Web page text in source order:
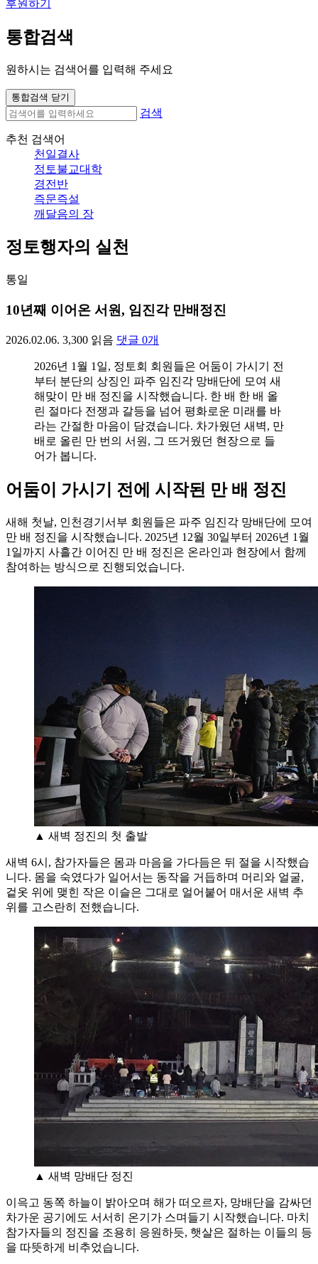
후원하기
통합검색
원하시는 검색어를 입력해 주세요
통합검색 닫기
검색
추천 검색어
천일결사
정토불교대학
경전반
즉문즉설
깨달음의 장
정토행자의 실천
통일
10년째 이어온 서원, 임진각 만배정진
2026.02.06. 3,300 읽음 댓글 0개
2026년 1월 1일, 정토회 회원들은 어둠이 가시기 전
부터 분단의 상징인 파주 임진각 망배단에 모여 새
해맞이 만 배 정진을 시작했습니다. 한 배 한 배 올
린 절마다 전쟁과 갈등을 넘어 평화로운 미래를 바
라는 간절한 마음이 담겼습니다. 차가웠던 새벽, 만
배로 올린 만 번의 서원, 그 뜨거웠던 현장으로 들
어가 봅니다.
어둠이 가시기 전에 시작된 만 배 정진
새해 첫날, 인천경기서부 회원들은 파주 임진각 망배단에 모여
만 배 정진을 시작했습니다. 2025년 12월 30일부터 2026년 1월
1일까지 사흘간 이어진 만 배 정진은 온라인과 현장에서 함께
참여하는 방식으로 진행되었습니다.
▲ 새벽 정진의 첫 출발
새벽 6시, 참가자들은 몸과 마음을 가다듬은 뒤 절을 시작했습
니다. 몸을 숙였다가 일어서는 동작을 거듭하며 머리와 얼굴,
겉옷 위에 맺힌 작은 이슬은 그대로 얼어붙어 매서운 새벽 추
위를 고스란히 전했습니다.
▲ 새벽 망배단 정진
이윽고 동쪽 하늘이 밝아오며 해가 떠오르자, 망배단을 감싸던
차가운 공기에도 서서히 온기가 스며들기 시작했습니다. 마치
참가자들의 정진을 조용히 응원하듯, 햇살은 절하는 이들의 등
을 따뜻하게 비추었습니다.